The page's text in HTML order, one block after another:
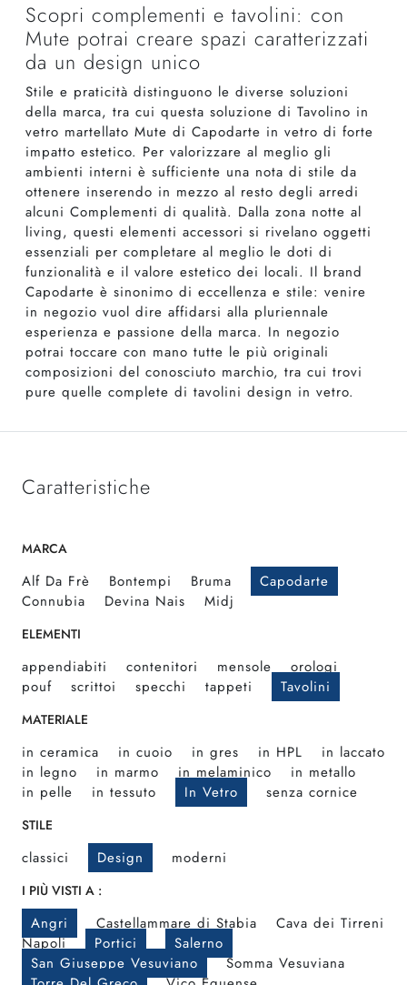
Scopri complementi e tavolini: con
Mute potrai creare spazi caratterizzati
da un design unico
Stile e praticità distinguono le diverse soluzioni
della marca, tra cui questa soluzione di Tavolino in
vetro martellato Mute di Capodarte in vetro di forte
impatto estetico. Per valorizzare al meglio gli
ambienti interni è sufficiente una nota di stile da
ottenere inserendo in mezzo al resto degli arredi
alcuni Complementi di qualità. Dalla zona notte al
living, questi elementi accessori si rivelano oggetti
essenziali per completare al meglio le doti di
funzionalità e il valore estetico dei locali. Il brand
Capodarte è sinonimo di eccellenza e stile: venire
in negozio vuol dire affidarsi alla pluriennale
esperienza e passione della marca. In negozio
potrai toccare con mano tutte le più originali
composizioni del conosciuto marchio, tra cui trovi
pure quelle complete di tavolini design in vetro.
Caratteristiche
MARCA
Alf Da Frè Bontempi Bruma
Capodarte
Connubia
Devina Nais Midj
ELEMENTI
appendiabiti contenitori mensole
orologi
pouf
scrittoi specchi tappeti Tavolini
MATERIALE
in ceramica in cuoio in gres in HPL
in laccato
in legno
in marmo in melaminico
in metallo
in pelle
in tessuto In Vetro senza cornice
STILE
classici Design moderni
I PIÙ VISTI A :
Angri Castellammare di Stabia
Cava dei Tirreni
Napoli
Portici
Salerno
San Giuseppe Vesuviano
Somma Vesuviana